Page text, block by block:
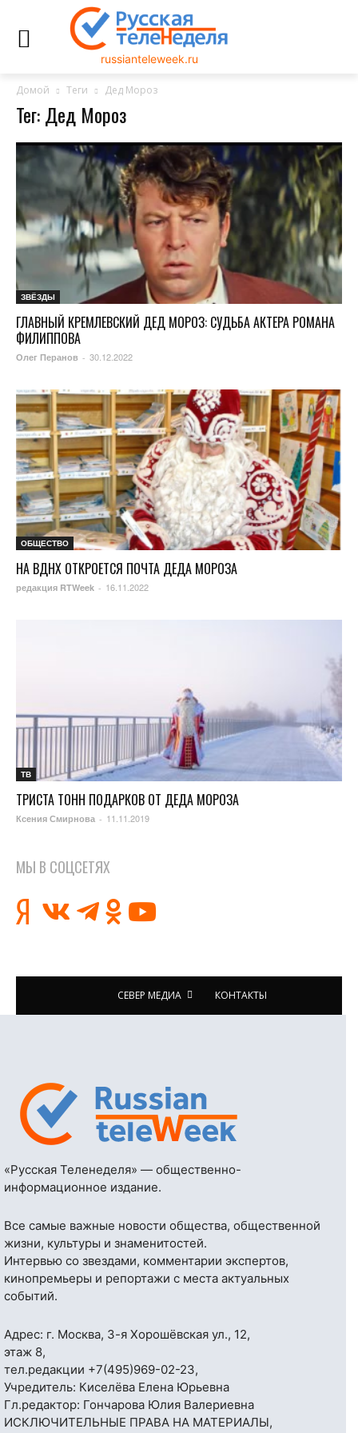
russianteleweek.ru
Домой Теги Дед Мороз
Тег: Дед Мороз
ЗВЁЗДЫ
ГЛАВНЫЙ КРЕМЛЕВСКИЙ ДЕД МОРОЗ: СУДЬБА АКТЕРА РОМАНА
ФИЛИППОВА
Олег Перанов - 30.12.2022
ОБЩЕСТВО
НА ВДНХ ОТКРОЕТСЯ ПОЧТА ДЕДА МОРОЗА
редакция RTWeek - 16.11.2022
ТВ
ТРИСТА ТОНН ПОДАРКОВ ОТ ДЕДА МОРОЗА
Ксения Смирнова - 11.11.2019
МЫ В СОЦСЕТЯХ
СЕВЕР МЕДИА КОНТАКТЫ
«Русская Теленеделя» — общественно-
информационное издание.
Все самые важные новости общества, общественной
жизни, культуры и знаменитостей.
Интервью со звездами, комментарии экспертов,
кинопремьеры и репортажи с места актуальных
событий.
Адрес: г. Москва, 3-я Хорошёвская ул., 12,
этаж 8,
тел.редакции +7(495)969-02-23,
Учредитель: Киселёва Елена Юрьевна
Гл.редактор: Гончарова Юлия Валериевна
ИСКЛЮЧИТЕЛЬНЫЕ ПРАВА НА МАТЕРИАЛЫ,